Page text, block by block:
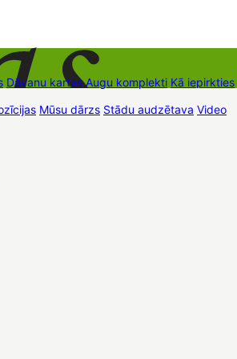
Dāvanu kartes Augu komplekti Kā iepirkties
Mūsu dārzs Stādu audzētava Video